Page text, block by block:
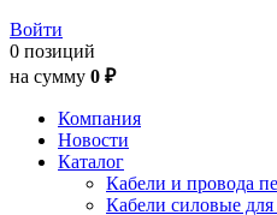
Войти
0 позиций
на сумму 0 ₽
Компания
Новости
Каталог
Кабели и провода
Кабели силовые